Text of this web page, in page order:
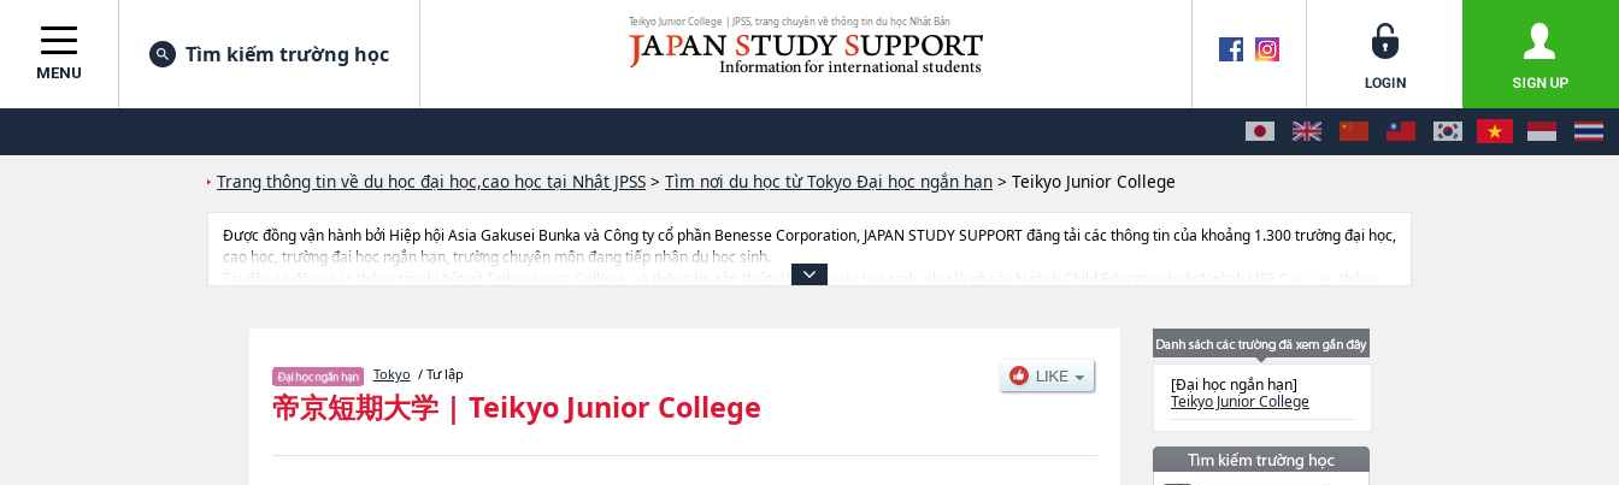
Teikyo Junior College | JPSS, trang chuyên về thông tin du học Nhật Bản
MENU
Tìm kiếm trường học
Trang thông tin về du học đại học,cao học tại Nhật JPSS > Tìm nơi du học từ Tokyo Đại học ngắn hạn > Teikyo Junior College
Được đồng vận hành bởi Hiệp hội Asia Gakusei Bunka và Công ty cổ phần Benesse Corporation, JAPAN STUDY SUPPORT đăng tải các thông tin của khoảng 1.300 trường đại học,
cao học, trường đại học ngắn hạn, trường chuyên môn đang tiếp nhận du học sinh.
Tại đây có đăng các thông tin chi tiết về Teikyo Junior College, và thông tin cần thiết dành cho du học sinh, như là về các Ngành Child EducationhoặcNgành LIFE Cａｒｅ, thông
Tokyo / Tư lập
帝京短期大学 | Teikyo Junior College
[Đại học ngắn hạn]
Teikyo Junior College